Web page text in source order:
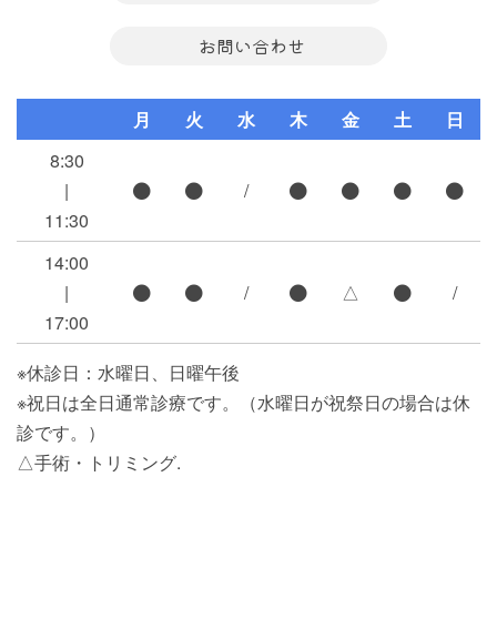
お問い合わせ
月 火 水 木 金 土
日
8:30
|
11:30
/
14:00
|
17:00
/ △ /
※休診日：水曜日、日曜午後
※祝日は全日通常診療です。（水曜日が祝祭日の場合は休
診です。）
△手術・トリミング.